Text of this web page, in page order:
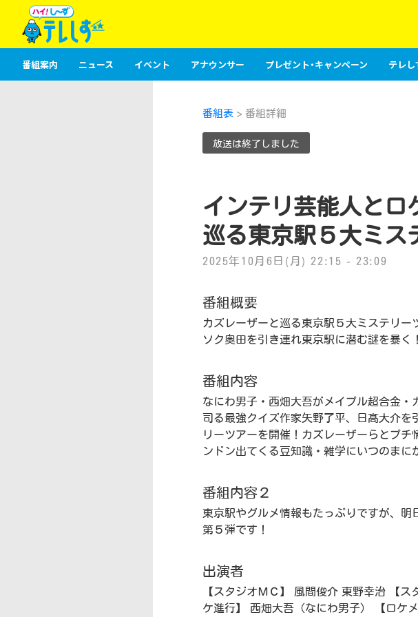
番組案内 ニュース イベント アナウンサー プレゼント・キャンペーン テレ
番組表 > 番組詳細
放送は終了しました
インテリ芸能人と
巡る東京駅５大ミス
2025年10月6日(月) 22:15 - 23:09
番組概要
カズレーザーと巡る東京駅５大ミステリ
ソク奥田を引き連れ東京駅に潜む謎を暴く
番組内容
なにわ男子・西畑大吾がメイプル超合金
司る最強クイズ作家矢野了平、日髙大介
リーツアーを開催！カズレーザーらとプ
ンドン出てくる豆知識・雑学にいつのまに
番組内容２
東京駅やグルメ情報もたっぷりですが、
第５弾です！
出演者
【スタジオＭＣ】 風間俊介 東野幸治 【
ケ進行】 西畑大吾（なにわ男子） 【ロケ